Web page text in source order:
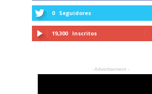
0 Seguidores
19,300 Inscritos
- Advertisement -